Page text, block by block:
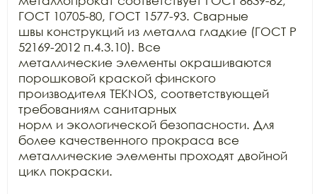
ГОСТ 10705-80, ГОСТ 1577-93. Сварные
швы конструкций из металла гладкие (ГОСТ Р
52169-2012 п.4.3.10). Все
металлические элементы окрашиваются
порошковой краской финского
производителя TEKNOS, соответствующей
требованиям санитарных
норм и экологической безопасности. Для
более качественного прокраса все
металлические элементы проходят двойной
цикл покраски.